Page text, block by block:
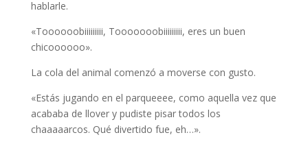
hablarle.
«Toooooobiiiiiiiii, Tooooooobiiiiiiiii, eres un buen
chicoooooo».
La cola del animal comenzó a moverse con gusto.
«Estás jugando en el parqueeee, como aquella vez que
acababa de llover y pudiste pisar todos los
chaaaaarcos. Qué divertido fue, eh…».